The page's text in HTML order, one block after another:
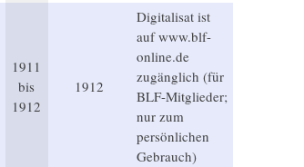
1911
bis
1912
1912
Digitalisat ist
auf www.blf-
online.de
zugänglich (für
BLF-Mitglieder;
nur zum
persönlichen
Gebrauch)